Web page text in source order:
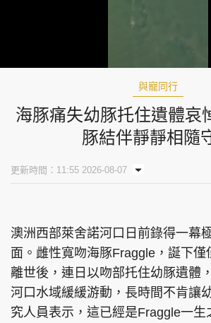
100.00%
與寵同行
海豚痛失幼豚托住遺體哀
豚結伴靜靜相隨
更新時間：11:55 2026-08-07
澳洲西部萊舍諾河口日前錄得一幕
面。雌性寬吻海豚Fraggle，誕下僅
離世後，連日以吻部托住幼豚遺體
河口水域緩緩游動，長時間不肯讓
究人員表示，這已經是Fraggle一生